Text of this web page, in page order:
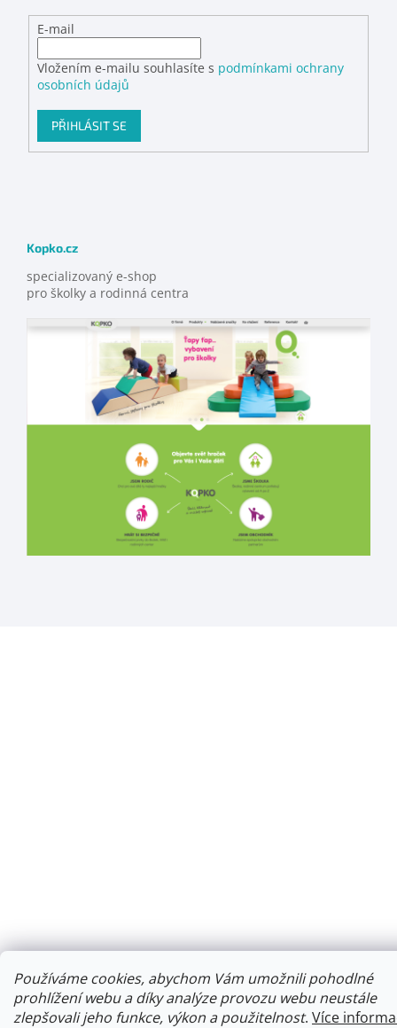
Používáme cookies, abychom Vám umožnili pohodlné
prohlížení webu a díky analýze provozu webu neustále
zlepšovali jeho funkce, výkon a použitelnost. Více
E-mail
Vložením e-mailu souhlasíte s podmínkami ochrany
osobních údajů
PŘIHLÁSIT SE
Kopko.cz
specializovaný e-shop
pro školky a rodinná centra